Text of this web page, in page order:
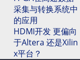
采集与转换系统中
的应用
HDMI开发 更偏向
于Altera 还是Xilin
x平台？